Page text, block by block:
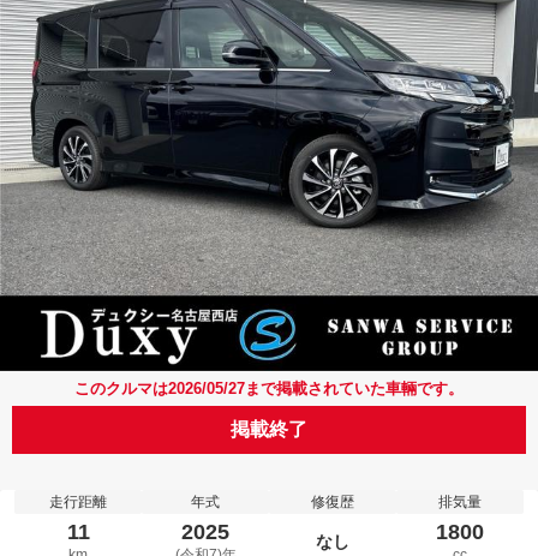
このクルマは2026/05/27まで掲載されていた車輛です。
掲載終了
走行距離
11
年式
2025
修復歴
なし
排気量
1800